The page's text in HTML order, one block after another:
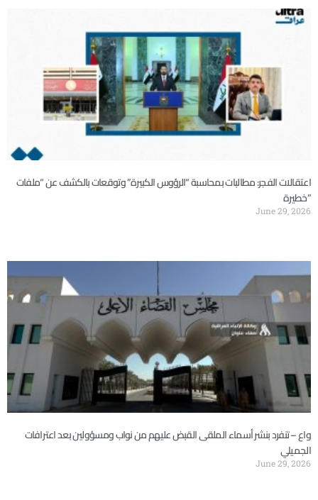
اعتقالات الفجر: مطالبات بمحاسبة “الرؤوس الكبيرة” وتوقعات بالكشف عن “ملفات
خطيرة”
June 29, 2026
واع – تنفرد بنشر أسماء الملقى القبض عليهم من نواب ومسؤولين بعد اعترافات
الجميلي
June 29, 2026